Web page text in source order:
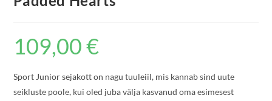
109,00€
Sport Junior sejakott on nagu tuuleiil, mis kannab sind uute
seikluste poole, kui oled juba välja kasvanud oma esimesest